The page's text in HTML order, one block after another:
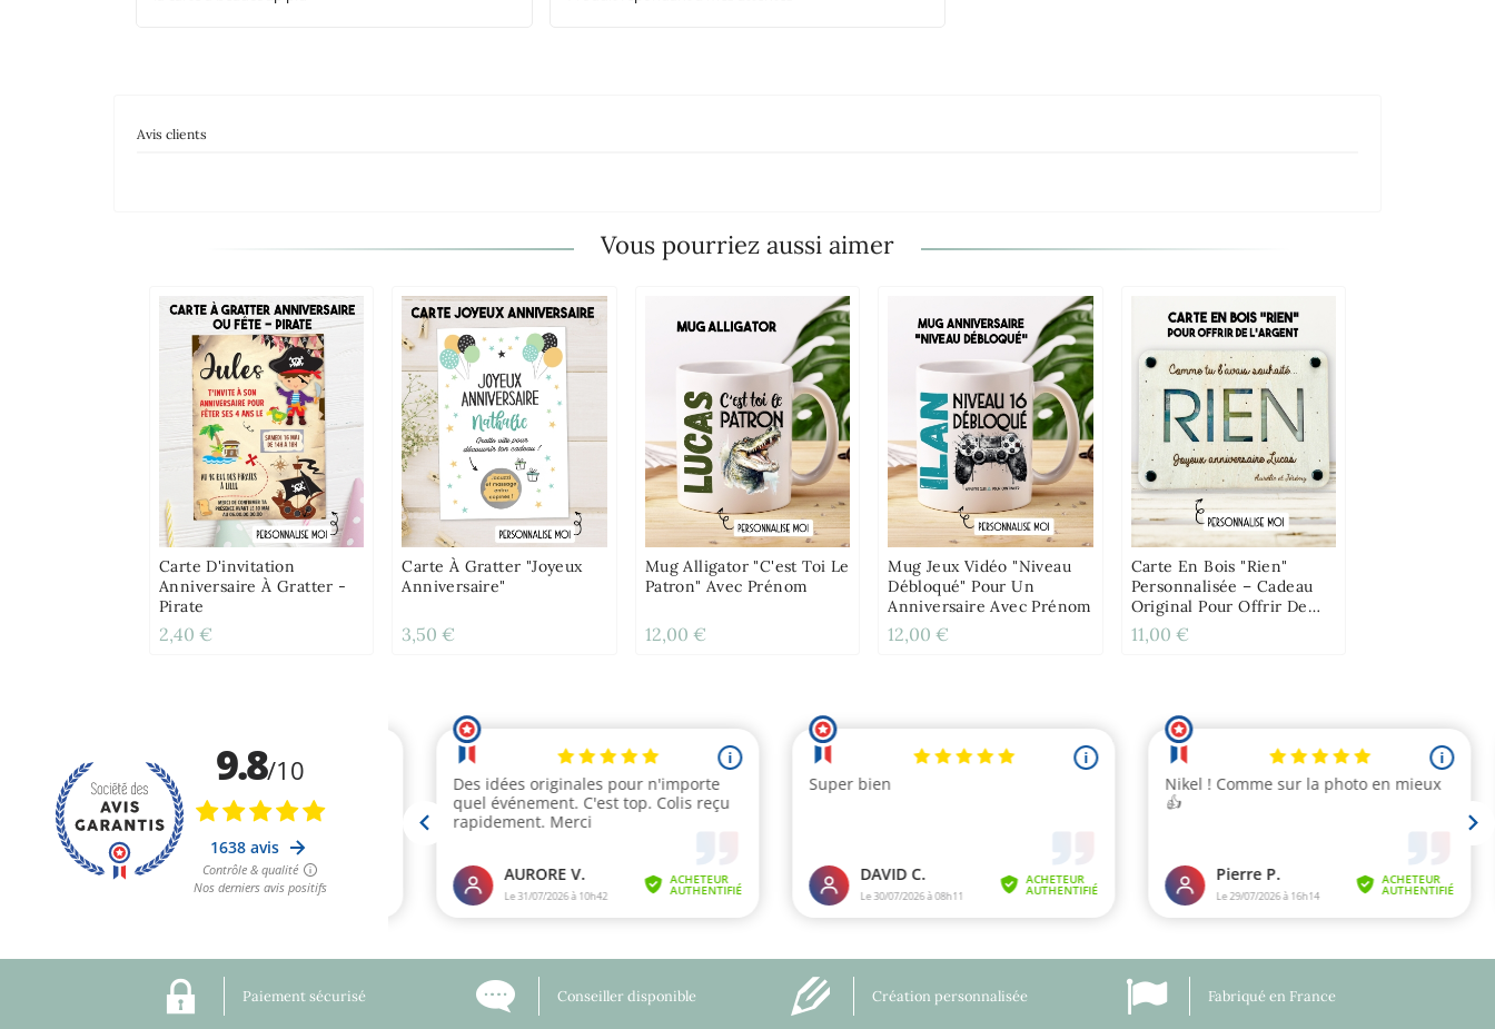
Avis clients
Vous pourriez aussi aimer
Carte D'invitation
Anniversaire À Gratter -
Pirate
2,40 €
Carte À Gratter "Joyeux
Anniversaire"
3,50 €
Mug Alligator "c'est Toi Le
Patron" Avec Prénom
12,00 €
Mug Jeux Vidéo "niveau
Débloqué" Pour Un
Anniversaire Avec Prénom
12,00 €
Carte En Bois "Rien"
Personnalisée – Cadeau
Original Pour Offrir De
L’argent
11,00 €
Paiement sécurisé Conseiller disponible Création personnalisée Fabriqué en France